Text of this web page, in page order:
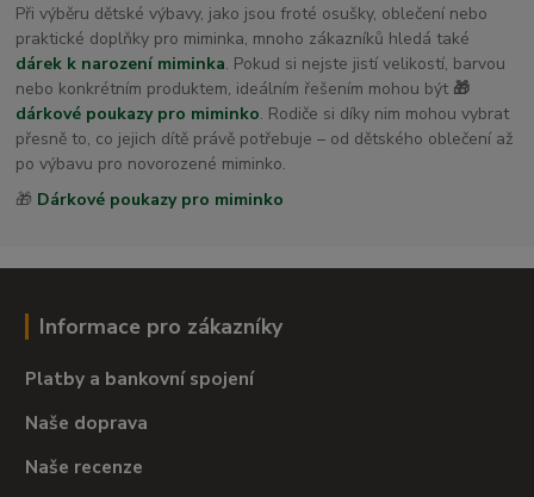
Při výběru dětské výbavy, jako jsou froté osušky, oblečení nebo
praktické doplňky pro miminka, mnoho zákazníků hledá také
dárek k narození miminka. Pokud si nejste jistí velikostí, barvou
nebo konkrétním produktem, ideálním řešením mohou být 🎁
dárkové poukazy pro miminko. Rodiče si díky nim mohou vybrat
přesně to, co jejich dítě právě potřebuje – od dětského oblečení až
po výbavu pro novorozené miminko.
🎁 Dárkové poukazy pro miminko
Informace pro zákazníky
Platby a bankovní spojení
Naše doprava
Naše recenze